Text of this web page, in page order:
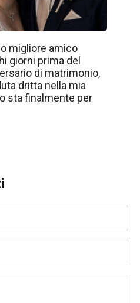
migliore amico
giorni prima del
di matrimonio,
dritta nella mia
sta finalmente per